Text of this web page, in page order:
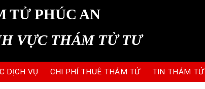
TỬ PHÚC AN
VỰC THÁM TỬ TƯ
DỊCH VỤ CHI PHÍ THUÊ THÁM TỬ TIN THÁM TỬ